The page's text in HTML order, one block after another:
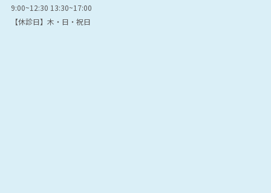
9:00~12:30 13:30~17:00
【休診日】木・日・祝日